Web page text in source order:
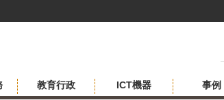
教育行政 ICT機器 事例